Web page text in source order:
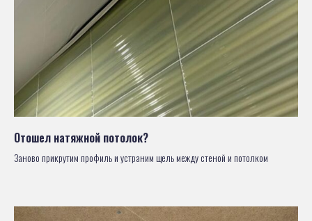
Отошел натяжной потолок?
Заново прикрутим профиль и устраним щель между стеной и потолком